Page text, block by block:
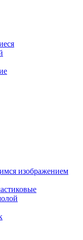
изображением